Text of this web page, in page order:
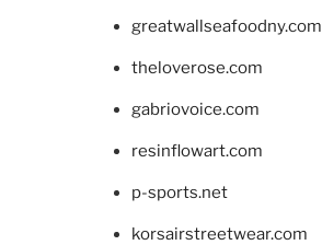
greatwallseafoodny.com
theloverose.com
gabriovoice.com
resinflowart.com
p-sports.net
korsairstreetwear.com